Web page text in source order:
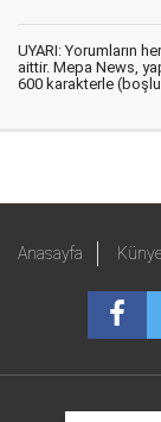
UYARI: Yorumların
aittir. Mepa News,
600 karakterle
Anasayfa